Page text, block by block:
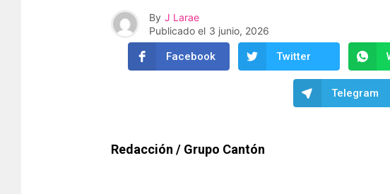
By J Larae
Publicado el 3 junio, 2026
Facebook Twitter
Telegram
Redacción / Grupo Cantón